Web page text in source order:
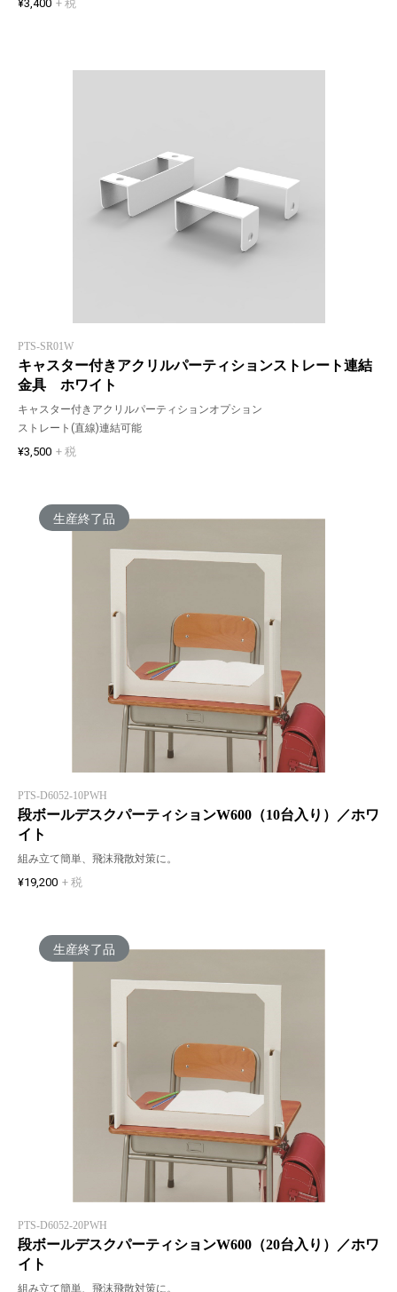
¥3,400 + 税
PTS-SR01W
キャスター付きアクリルパーティションストレート連結
金具 ホワイト
キャスター付きアクリルパーティションオプション
ストレート(直線)連結可能
¥3,500 + 税
生産終了品
PTS-D6052-10PWH
段ボールデスクパーティションW600（10台入り）／ホワ
イト
組み立て簡単、飛沫飛散対策に。
¥19,200 + 税
生産終了品
PTS-D6052-20PWH
段ボールデスクパーティションW600（20台入り）／ホワ
イト
組み立て簡単、飛沫飛散対策に。